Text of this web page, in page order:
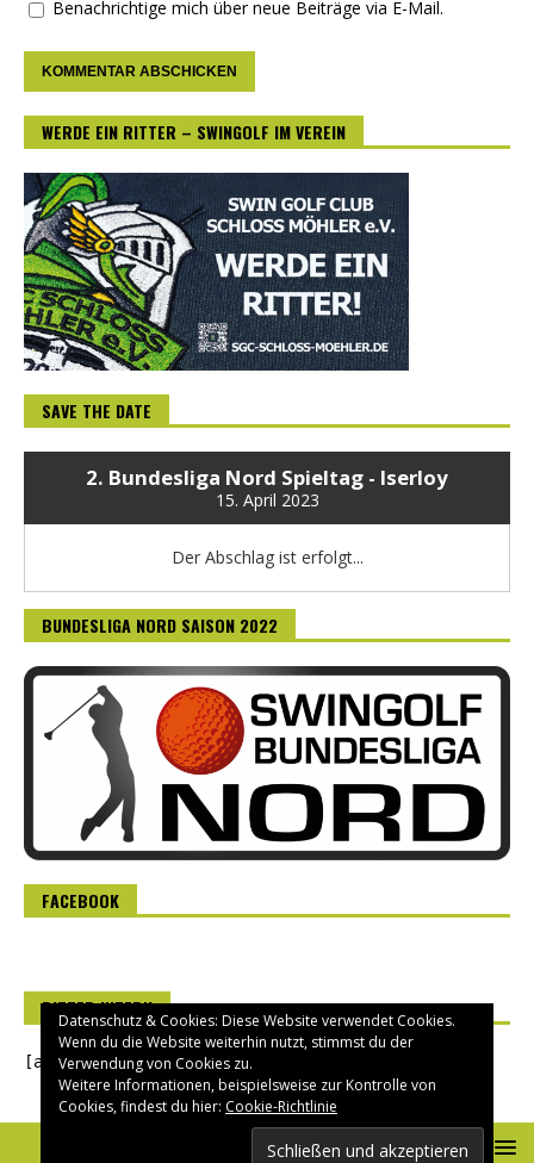
Benachrichtige mich über neue Beiträge via E-Mail.
WERDE EIN RITTER – SWINGOLF IM VEREIN
SAVE THE DATE
2. Bundesliga Nord Spieltag - Iserloy
15. April 2023
Der Abschlag ist erfolgt...
BUNDESLIGA NORD SAISON 2022
FACEBOOK
RITTER INTERN
[asverein_login]
Datenschutz & Cookies: Diese Website verwendet Cookies.
Wenn du die Website weiterhin nutzt, stimmst du der
Verwendung von Cookies zu.
Weitere Informationen, beispielsweise zur Kontrolle von
Cookies, findest du hier: Cookie-Richtlinie